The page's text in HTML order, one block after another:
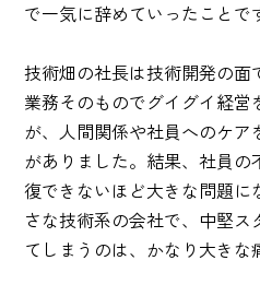
で一気に辞めていったことで
技術畑の社長は技術開発の面
業務そのものでグイグイ経営
が、人間関係や社員へのケ
がありました。結果、社員
復できないほど大きな問題
さな技術系の会社で、中堅ス
てしまうのは、かなり大きな